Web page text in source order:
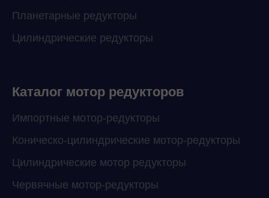
Планетарные редукторы
Цилиндрические редукторы
Каталог мотор редукторов
Импортные мотор-редукторы
Коническо-цилиндрические мотор-редукторы
Цилиндрические мотор редукторы
Червячные мотор-редукторы